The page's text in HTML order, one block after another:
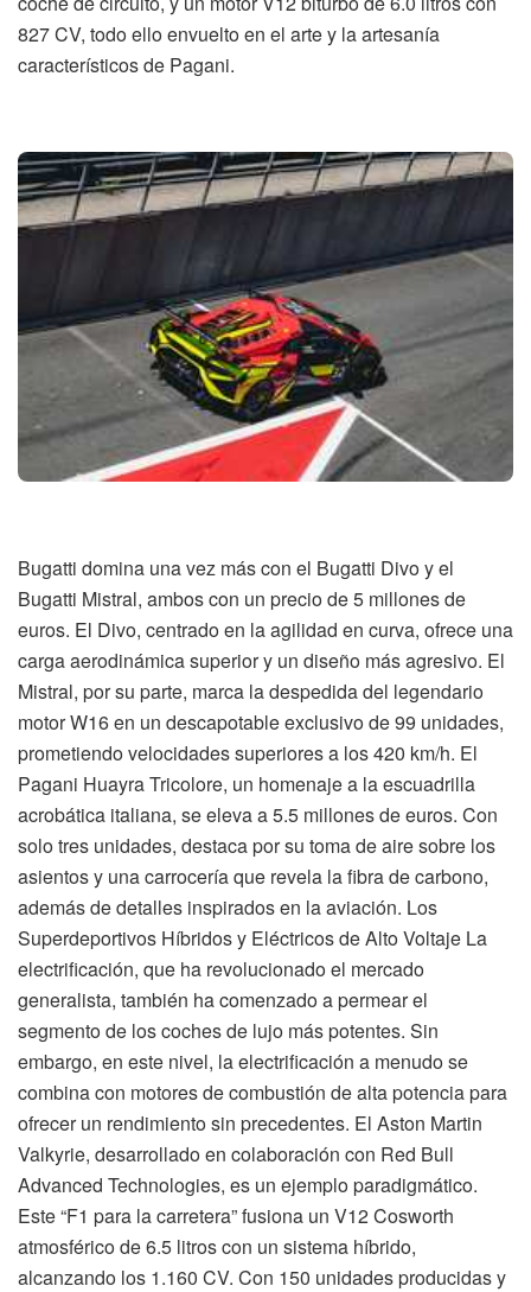
827 CV, todo ello envuelto en el arte y la artesanía
característicos de Pagani.
Bugatti domina una vez más con el Bugatti Divo y el
Bugatti Mistral, ambos con un precio de 5 millones de
euros. El Divo, centrado en la agilidad en curva, ofrece una
carga aerodinámica superior y un diseño más agresivo. El
Mistral, por su parte, marca la despedida del legendario
motor W16 en un descapotable exclusivo de 99 unidades,
prometiendo velocidades superiores a los 420 km/h. El
Pagani Huayra Tricolore, un homenaje a la escuadrilla
acrobática italiana, se eleva a 5.5 millones de euros. Con
solo tres unidades, destaca por su toma de aire sobre los
asientos y una carrocería que revela la fibra de carbono,
además de detalles inspirados en la aviación. Los
Superdeportivos Híbridos y Eléctricos de Alto Voltaje La
electrificación, que ha revolucionado el mercado
generalista, también ha comenzado a permear el
segmento de los coches de lujo más potentes. Sin
embargo, en este nivel, la electrificación a menudo se
combina con motores de combustión de alta potencia para
ofrecer un rendimiento sin precedentes. El Aston Martin
Valkyrie, desarrollado en colaboración con Red Bull
Advanced Technologies, es un ejemplo paradigmático.
Este “F1 para la carretera” fusiona un V12 Cosworth
atmosférico de 6.5 litros con un sistema híbrido,
alcanzando los 1.160 CV. Con 150 unidades producidas y